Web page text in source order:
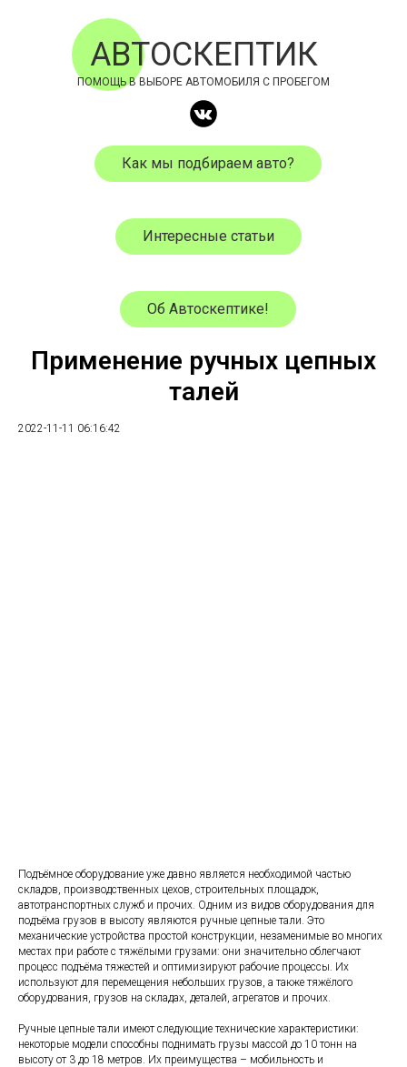
АВТОСКЕПТИК
ПОМОЩЬ В ВЫБОРЕ АВТОМОБИЛЯ С ПРОБЕГОМ
Как мы подбираем авто?
Интересные статьи
Об Автоскептике!
Применение ручных цепных
талей
2022-11-11 06:16:42
Подъёмное оборудование уже давно является необходимой частью
складов, производственных цехов, строительных площадок,
автотранспортных служб и прочих. Одним из видов оборудования для
подъёма грузов в высоту являются ручные цепные тали. Это
механические устройства простой конструкции, незаменимые во многих
местах при работе с тяжёлыми грузами: они значительно облегчают
процесс подъёма тяжестей и оптимизируют рабочие процессы. Их
используют для перемещения небольших грузов, а также тяжёлого
оборудования, грузов на складах, деталей, агрегатов и прочих.
Ручные цепные тали имеют следующие технические характеристики:
некоторые модели способны поднимать грузы массой до 10 тонн на
высоту от 3 до 18 метров. Их преимущества – мобильность и